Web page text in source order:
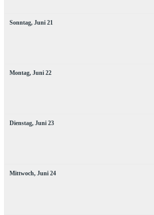
Sonntag, Juni 21
Montag, Juni 22
Dienstag, Juni 23
Mittwoch, Juni 24